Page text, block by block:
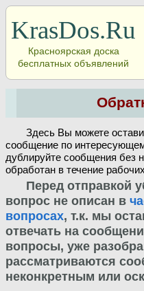
KrasDos.Ru
Красноярская доска
бесплатных объявлений
Здесь Вы можете
сообщение по
дублируйте сообщения без
обработан в течение
Перед отправкой
вопрос не описан в
вопросах, т.к. мы
отвечать на
вопросы, уже
рассматриваются
неконкретным или